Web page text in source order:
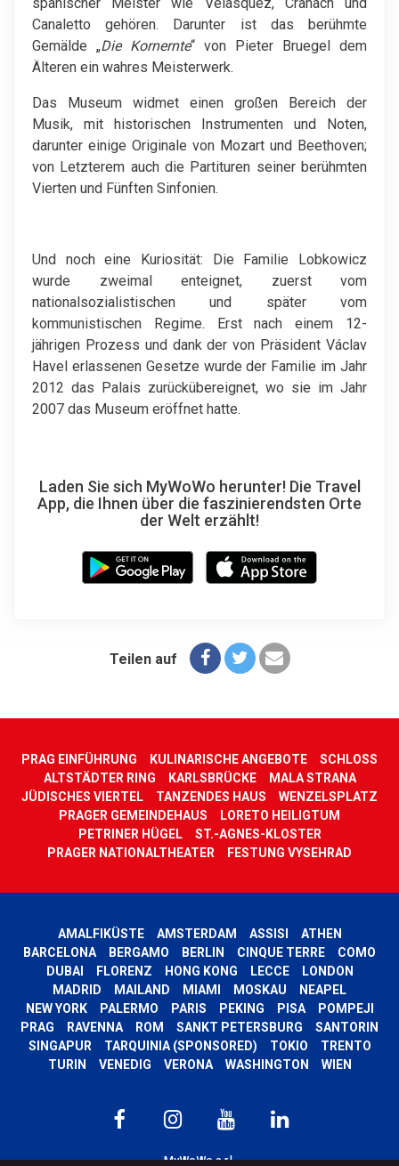
Canaletto gehören. Darunter ist das berühmte
Gemälde „Die Kornernte“ von Pieter Bruegel dem
Älteren ein wahres Meisterwerk.
Das Museum widmet einen großen Bereich der
Musik, mit historischen Instrumenten und Noten,
darunter einige Originale von Mozart und Beethoven;
von Letzterem auch die Partituren seiner berühmten
Vierten und Fünften Sinfonien.
Und noch eine Kuriosität: Die Familie Lobkowicz
wurde zweimal enteignet, zuerst vom
nationalsozialistischen und später vom
kommunistischen Regime. Erst nach einem 12-
jährigen Prozess und dank der von Präsident Václav
Havel erlassenen Gesetze wurde der Familie im Jahr
2012 das Palais zurückübereignet, wo sie im Jahr
2007 das Museum eröffnet hatte.
Laden Sie sich MyWoWo herunter! Die Travel
App, die Ihnen über die faszinierendsten Orte
der Welt erzählt!
Teilen auf
PRAG EINFÜHRUNG KULINARISCHE ANGEBOTE
SCHLOSS
ALTSTÄDTER RING
KARLSBRÜCKE
MALA STRANA
JÜDISCHES VIERTEL
TANZENDES HAUS
WENZELSPLATZ
PRAGER GEMEINDEHAUS
LORETO HEILIGTUM
PETRINER HÜGEL
ST.-AGNES-KLOSTER
PRAGER NATIONALTHEATER
FESTUNG VYSEHRAD
AMALFIKÜSTE AMSTERDAM ASSISI
ATHEN
BARCELONA
BERGAMO BERLIN CINQUE TERRE
COMO
DUBAI
FLORENZ HONG KONG LECCE
LONDON
MADRID
MAILAND MIAMI MOSKAU
NEAPEL
NEW YORK
PALERMO PARIS PEKING PISA
POMPEJI
PRAG
RAVENNA ROM SANKT PETERSBURG
SANTORIN
SINGAPUR
TARQUINIA (SPONSORED) TOKIO
TRENTO
TURIN
VENEDIG VERONA WASHINGTON WIEN
MyWoWo s.r.l.